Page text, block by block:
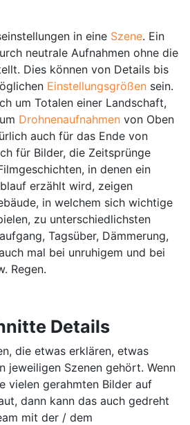
in eine Szene. Ein
neutrale Aufnahmen ohne die
Dies können von Details bis
Einstellungsgrößen sein.
um Totalen einer Landschaft,
Drohnenaufnahmen von Oben
auch für das Ende von
für Bilder, die Zeitsprünge
in denen ein
erzählt wird, zeigen
in welchem sich wichtige
zu unterschiedlichsten
Tagsüber, Dämmerung,
mal bei unruhigem und bei
Regen.
Details
die etwas erklären, etwas
jeweiligen Szenen gehört. Wenn
vielen gerahmten Bilder auf
dann kann das auch gedreht
mit der / dem